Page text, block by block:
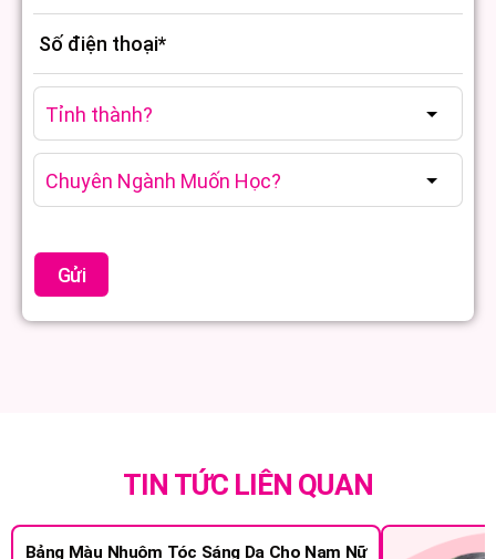
TIN TỨC LIÊN QUAN
Bảng Màu Nhuộm Tóc Sáng Da Cho Nam Nữ